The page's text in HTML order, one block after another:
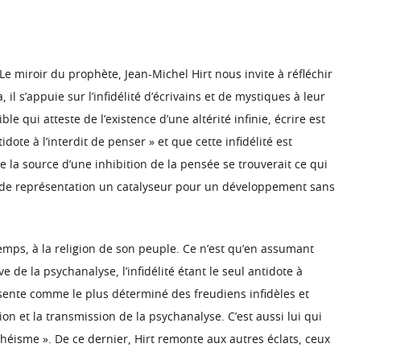
miroir du prophète, Jean-Michel Hirt nous invite à réfléchir
s’appuie sur l’infidélité d’écrivains et de mystiques à leur
qui atteste de l’existence d’une altérité infinie, écrire est
à l’interdit de penser » et que cette infidélité est
source d’une inhibition de la pensée se trouverait ce qui
représentation un catalyseur pour un développement sans
à la religion de son peuple. Ce n’est qu’en assumant
de la psychanalyse, l’infidélité étant le seul antidote à
comme le plus déterminé des freudiens infidèles et
et la transmission de la psychanalyse. C’est aussi lui qui
». De ce dernier, Hirt remonte aux autres éclats, ceux